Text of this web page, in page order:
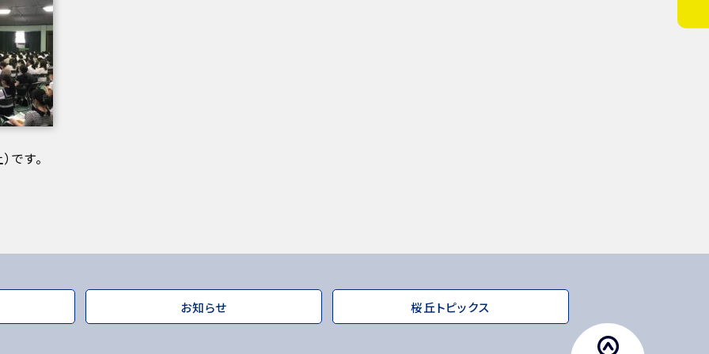
です。
お知らせ 桜丘トピックス